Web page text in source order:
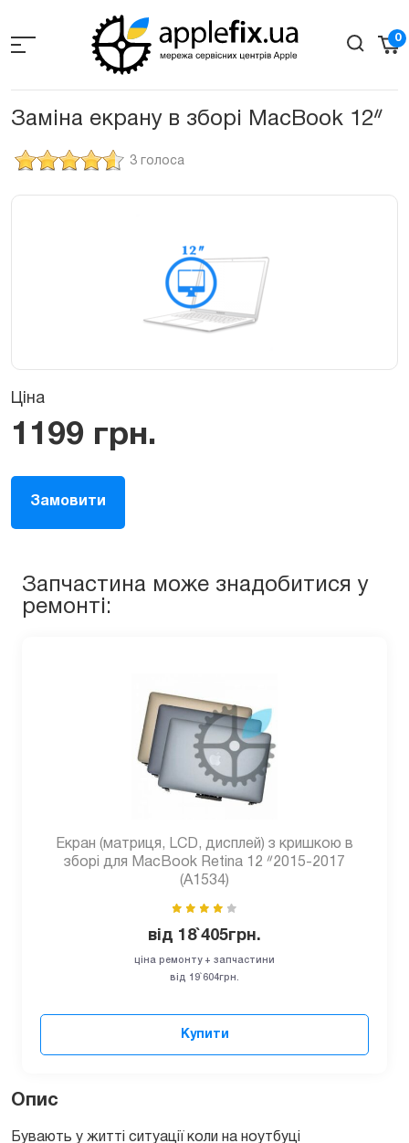
the
0
Заміна екрану в зборі МacBook 12ᐥ
3 голоса
Ціна
1199 грн.
Замовити
Запчастина може знадобитися у
ремонті:
Екран (матриця, LCD, дисплей) з кришкою в
зборі для MacBook Retina 12 ᐥ2015-2017
(A1534)
від 18`405грн.
ціна ремонту + запчастини
від 19`604грн.
Купити
Опис
Бувають у житті ситуації коли на ноутбуці